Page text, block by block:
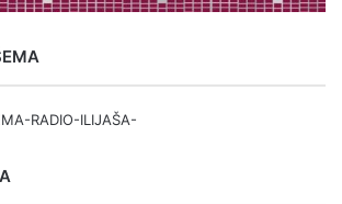
RADIO-ILIJAŠA-